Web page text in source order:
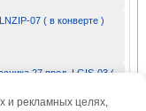
07 ( в конверте )
27 пред. LGIS-03 (
и рекламных целях,